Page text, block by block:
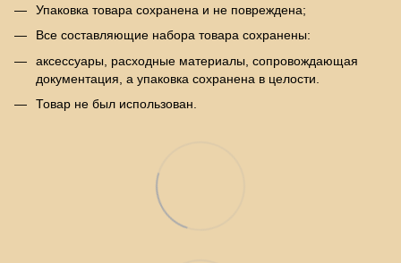
Упаковка товара сохранена и не повреждена;
Все составляющие набора товара сохранены:
аксессуары, расходные материалы, сопровождающая
документация, а упаковка сохранена в целости.
Товар не был использован.